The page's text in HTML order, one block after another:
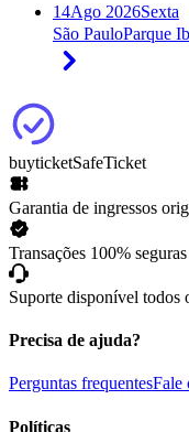
14Ago 2026Sexta
São PauloParque
buyticketSafeTicket
Garantia de ingressos
Transações 100%
Suporte disponível todos
Precisa de ajuda?
Perguntas frequentesFale
Políticas